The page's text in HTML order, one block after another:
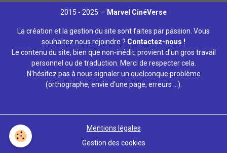
2015 - 2025 — Marvel CinéVerse
La création et la gestion du site sont faites par passion. Vous
souhaitez nous rejoindre ? Contactez-nous !
Le contenu du site, bien que non-inédit, provient d'un gros travail
personnel ou de traduction. Merci de respecter cela.
N'hésitez pas à nous signaler un quelconque problème
(orthographe, envie d'une page, erreurs ...).
Mentions légales
Gestion des cookies